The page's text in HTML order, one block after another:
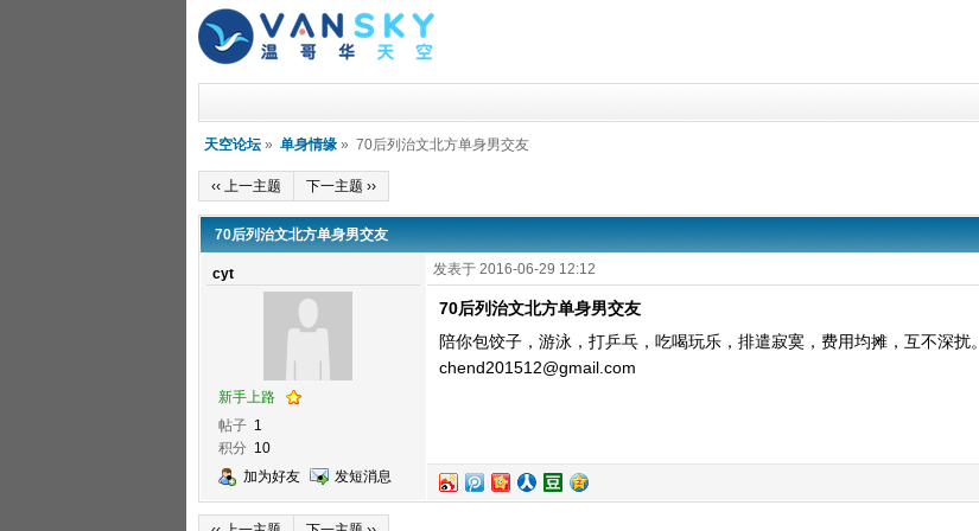
天空论坛 » 单身情缘 » 70后列治文北方单身男交友
‹‹ 上一主题 下一主题 ››
70后列治文北方单身男交友
cyt
新手上路
帖子 1
积分 10
加为好友
发短消息
发表于 2016-06-29 12:12
70后列治文北方单身男交友
陪你包饺子，游泳，打乒乓，吃喝玩乐，排遣寂寞，费用均摊，互不深扰。
chend201512@gmail.com